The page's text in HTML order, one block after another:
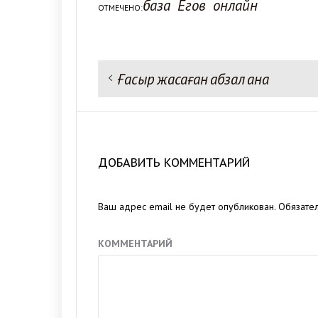
ОТМЕЧЕНО:база Егов онлайн
Навигация
Предыдущая запись:
Ғасыр жасаған абзал ана
ДОБАВИТЬ КОММЕНТАРИЙ
Ваш адрес email не будет опубликован.
КОММЕНТАРИЙ